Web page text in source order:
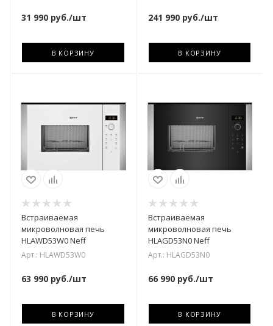
31 990 руб./шт
В КОРЗИНУ
241 990руб./шт
В КОРЗИНУ
Встраиваемая
микроволновая печь
HLAWD53W0 Neff
Арт.: HLAWD53W0
63 990 руб./шт
В КОРЗИНУ
Встраиваемая
микроволновая печь
HLAGD53N0 Neff
Арт.: HLAGD53N0
66 990руб./шт
В КОРЗИНУ